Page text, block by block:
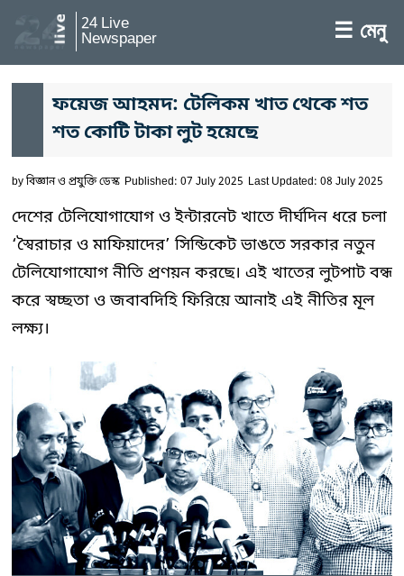
24 Live
Newspaper ☰ মেনু
ফয়েজ আহমদ: টেলিকম খাত থেকে শত
শত কোটি টাকা লুট হয়েছে
byবিজ্ঞান ও প্রযুক্তি ডেস্ক Published: 07 July 2025 Last Updated: 08 July 2025
দেশের টেলিযোগাযোগ ও ইন্টারনেট খাতে দীর্ঘদিন ধরে চলা
‘স্বৈরাচার ও মাফিয়াদের’ সিন্ডিকেট ভাঙতে সরকার নতুন
টেলিযোগাযোগ নীতি প্রণয়ন করছে। এই খাতের লুটপাট বন্ধ
করে স্বচ্ছতা ও জবাবদিহি ফিরিয়ে আনাই এই নীতির মূল
লক্ষ্য।